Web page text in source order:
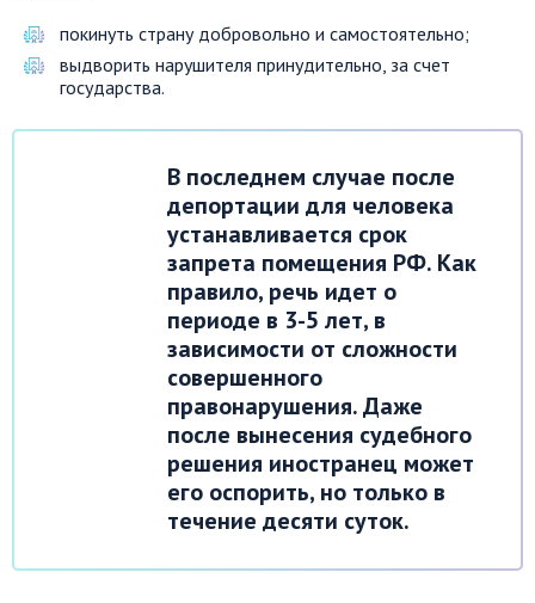
покинуть страну добровольно и самостоятельно;
выдворить нарушителя принудительно, за счет
государства.
В последнем случае после
депортации для человека
устанавливается срок
запрета помещения РФ. Как
правило, речь идет о
периоде в 3-5 лет, в
зависимости от сложности
совершенного
правонарушения. Даже
после вынесения судебного
решения иностранец может
его оспорить, но только в
течение десяти суток.